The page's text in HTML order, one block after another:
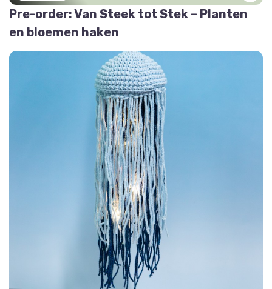
Pre-order: Van Steek tot Stek – Planten
en bloemen haken